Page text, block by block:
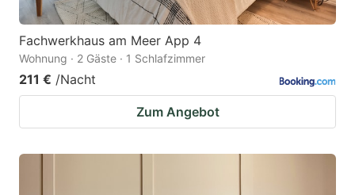
Fachwerkhaus am Meer App 4
Wohnung · 2 Gäste · 1 Schlafzimmer
211 € /Nacht
Zum Angebot